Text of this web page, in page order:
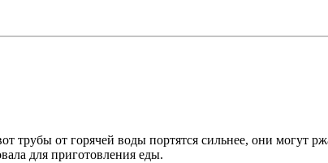
от горячей воды портятся сильнее, они могут
для приготовления еды.